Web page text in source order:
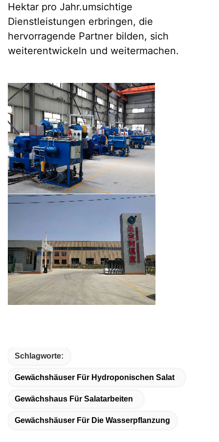
Hektar pro Jahr.umsichtige
Dienstleistungen erbringen, die
hervorragende Partner bilden, sich
weiterentwickeln und weitermachen.
Schlagworte:
Gewächshäuser Für Hydroponischen Salat
Gewächshaus Für Salatarbeiten
Gewächshäuser Für Die Wasserpflanzung